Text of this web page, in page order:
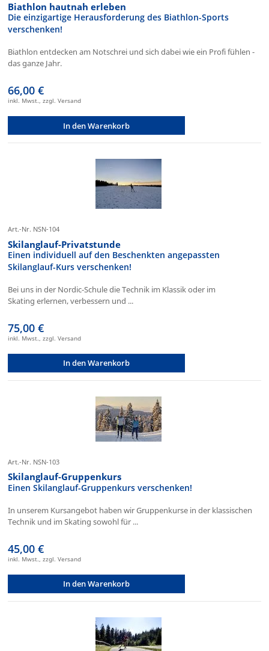
Biathlon hautnah erleben
Die einzigartige Herausforderung des Biathlon-Sports
verschenken!
Biathlon entdecken am Notschrei und sich dabei wie ein Profi fühlen -
das ganze Jahr.
66,00 €
inkl. Mwst., zzgl. Versand
In den Warenkorb
Art.-Nr. NSN-104
Skilanglauf-Privatstunde
Einen individuell auf den Beschenkten angepassten
Skilanglauf-Kurs verschenken!
Bei uns in der Nordic-Schule die Technik im Klassik oder im
Skating erlernen, verbessern und ...
75,00 €
inkl. Mwst., zzgl. Versand
In den Warenkorb
Art.-Nr. NSN-103
Skilanglauf-Gruppenkurs
Einen Skilanglauf-Gruppenkurs verschenken!
In unserem Kursangebot haben wir Gruppenkurse in der klassischen
Technik und im Skating sowohl für ...
45,00 €
inkl. Mwst., zzgl. Versand
In den Warenkorb